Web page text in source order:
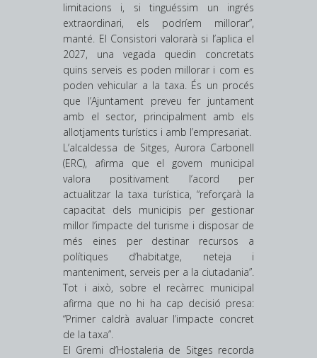
limitacions i, si tinguéssim un ingrés
extraordinari, els podríem millorar”,
manté. El Consistori valorarà si l’aplica el
2027, una vegada quedin concretats
quins serveis es poden millorar i com es
poden vehicular a la taxa. És un procés
que l’Ajuntament preveu fer juntament
amb el sector, principalment amb els
allotjaments turístics i amb l’empresariat.
L’alcaldessa de Sitges, Aurora Carbonell
(ERC), afirma que el govern municipal
valora positivament l’acord per
actualitzar la taxa turística, “reforçarà la
capacitat dels municipis per gestionar
millor l’impacte del turisme i disposar de
més eines per destinar recursos a
polítiques d’habitatge, neteja i
manteniment, serveis per a la ciutadania”.
Tot i això, sobre el recàrrec municipal
afirma que no hi ha cap decisió presa:
“Primer caldrà avaluar l’impacte concret
de la taxa”.
El Gremi d’Hostaleria de Sitges recorda